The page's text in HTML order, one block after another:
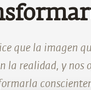
que la imagen
la realidad, y nos